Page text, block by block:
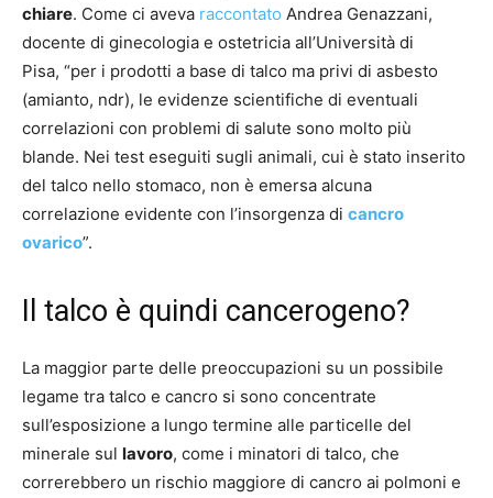
chiare. Come ci aveva raccontato Andrea Genazzani,
docente di ginecologia e ostetricia all’Università di
Pisa, “per i prodotti a base di talco ma privi di asbesto
(amianto, ndr), le evidenze scientifiche di eventuali
correlazioni con problemi di salute sono molto più
blande. Nei test eseguiti sugli animali, cui è stato inserito
del talco nello stomaco, non è emersa alcuna
correlazione evidente con l’insorgenza di cancro
ovarico”.
Il talco è quindi cancerogeno?
La maggior parte delle preoccupazioni su un possibile
legame tra talco e cancro si sono concentrate
sull’esposizione a lungo termine alle particelle del
minerale sul lavoro, come i minatori di talco, che
correrebbero un rischio maggiore di cancro ai polmoni e